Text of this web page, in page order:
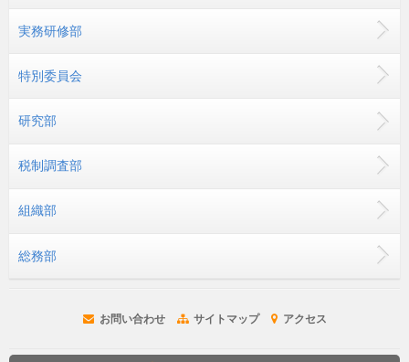
実務研修部
特別委員会
研究部
税制調査部
組織部
総務部
お問い合わせ サイトマップ アクセス